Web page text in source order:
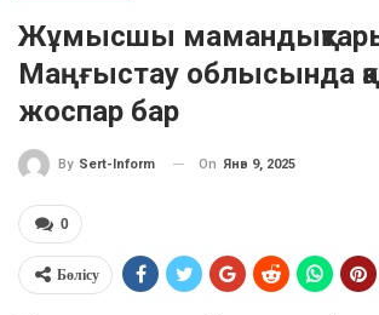
Жұмысшы
Маңғыстау облысында
жоспар бар
By Sert-Inform On Янв 9, 2025
0
Бөлісу